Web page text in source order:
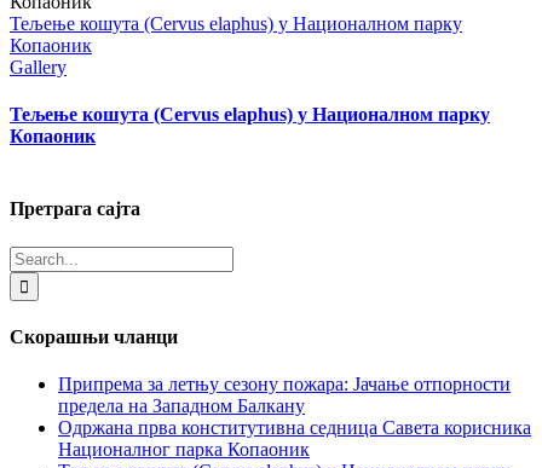
Тељење кошута (Cervus elaphus) у Националном парку
Копаоник
Gallery
Тељење кошута (Cervus elaphus) у Националном парку
Копаоник
Претрага сајта
Search
for:
Скорашњи чланци
Припрема за летњу сезону пожара: Јачање отпорности
предела на Западном Балкану
Одржана прва конститутивна седница Савета корисника
Националног парка Копаоник